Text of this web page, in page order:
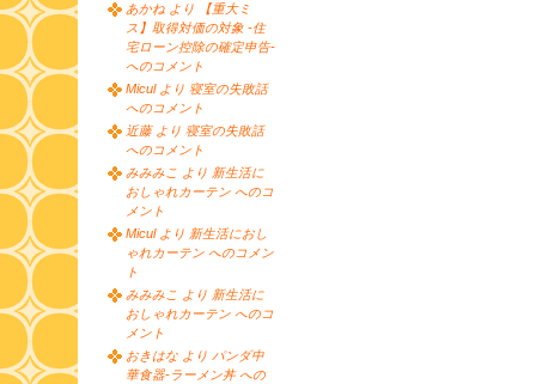
あかね より 【重大ミ
ス】取得対価の対象 -住
宅ローン控除の確定申告-
へのコメント
Micul より 寝室の失敗話
へのコメント
近藤 より 寝室の失敗話
へのコメント
みみみこ より 新生活に
おしゃれカーテン へのコ
メント
Micul より 新生活におし
ゃれカーテン へのコメン
ト
みみみこ より 新生活に
おしゃれカーテン へのコ
メント
おきはな より パンダ中
華食器-ラーメン丼 への